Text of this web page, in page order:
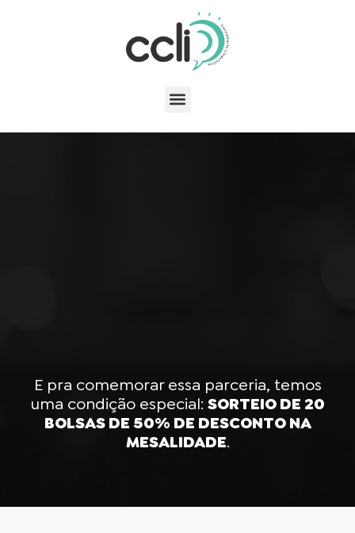
E pra comemorar essa parceria, temos
uma condição especial: SORTEIO DE 20
BOLSAS DE 50% DE DESCONTO NA
MESALIDADE.